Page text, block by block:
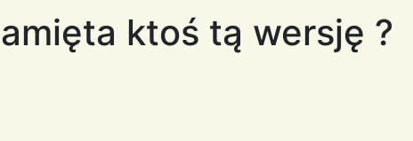
ktoś tą wersję ?